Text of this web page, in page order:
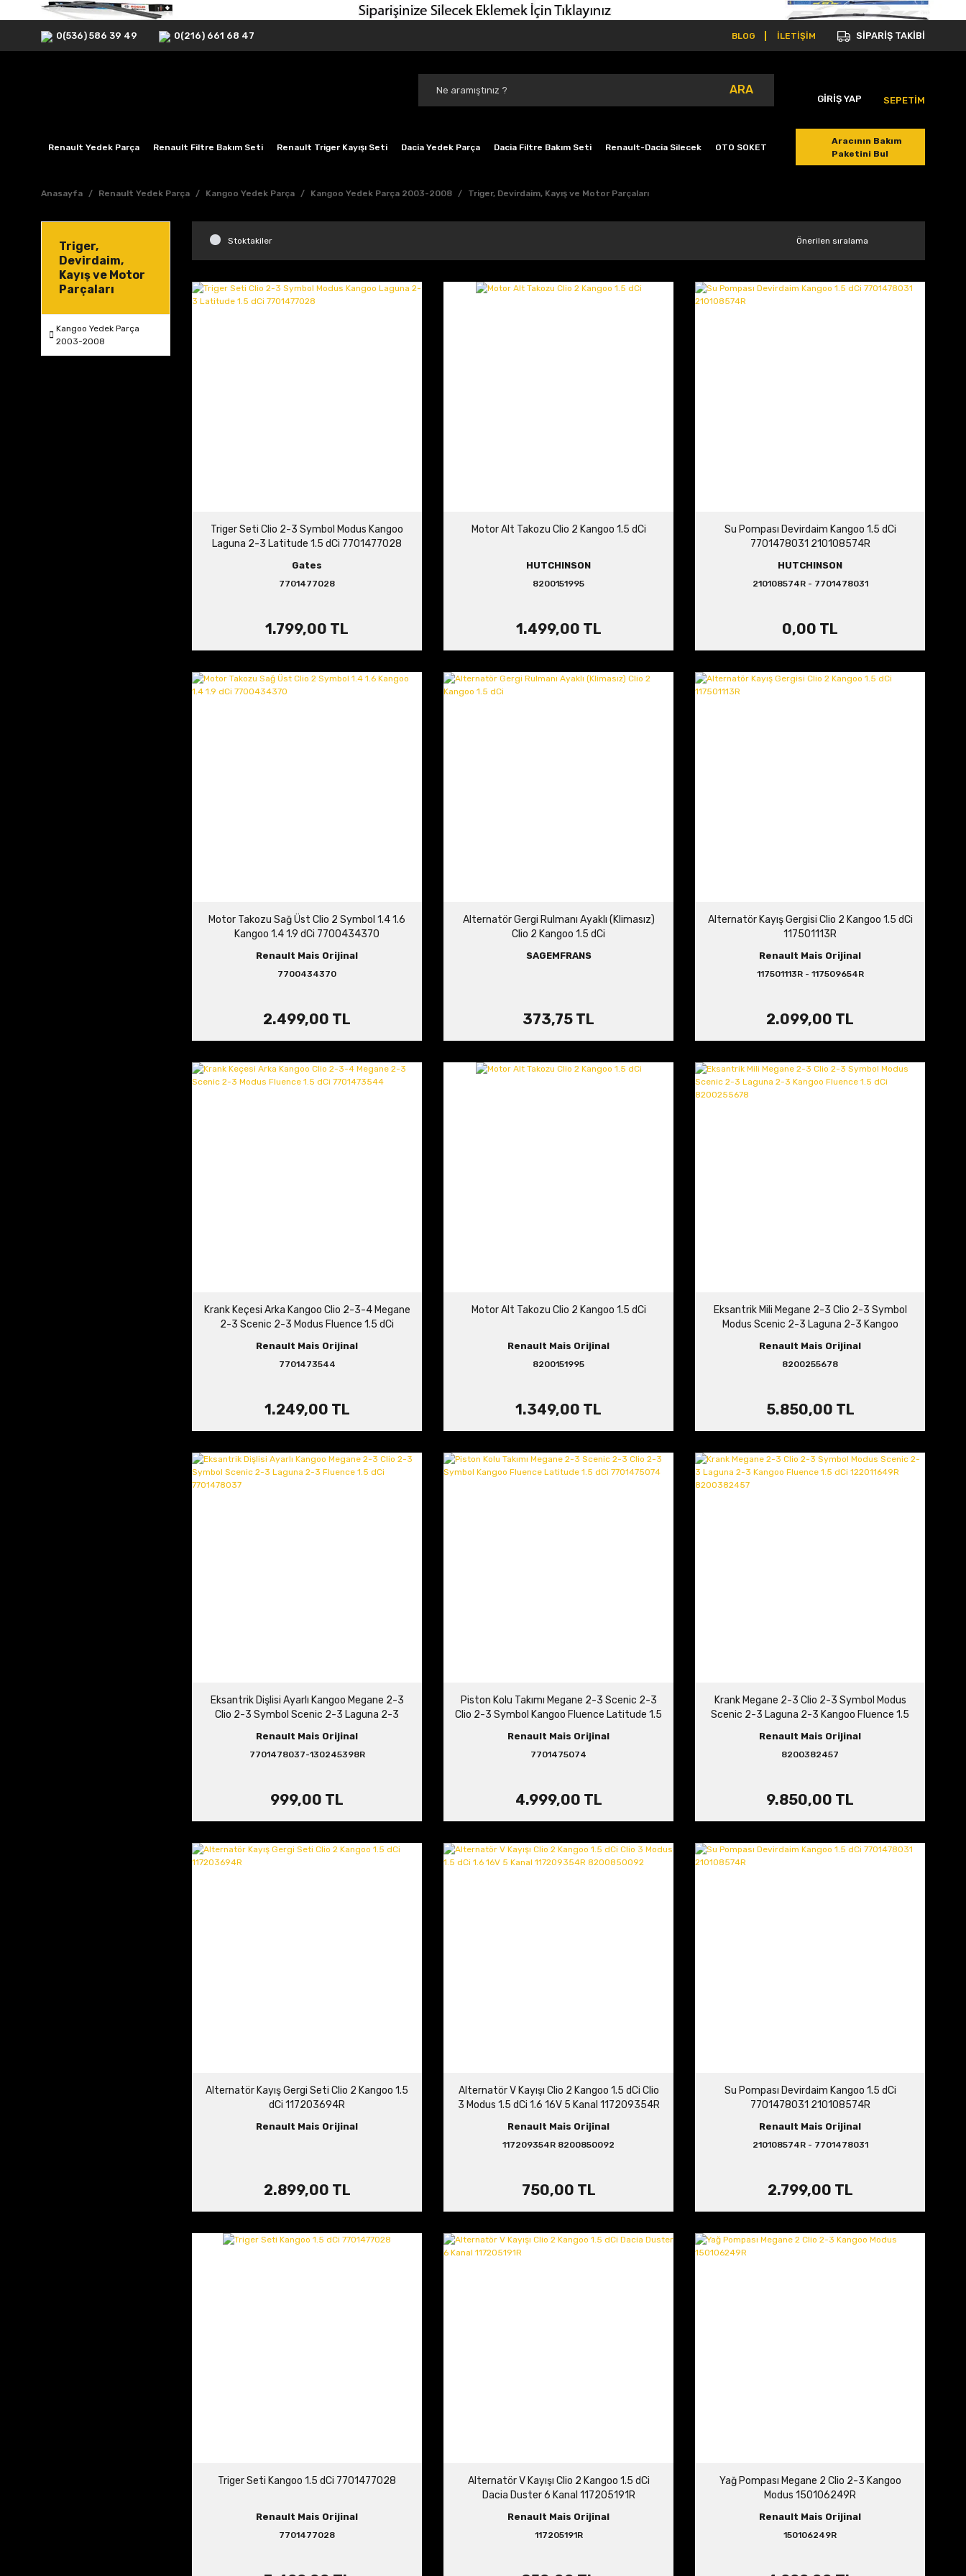
0(536) 586 39 49 0(216) 661 68 47 BLOG İLETİŞİM SİPARİŞ TAKİBİ
ARA
GİRİŞ YAP SEPETİM
Renault Yedek Parça Renault Filtre Bakım Seti Renault Triger Kayışı Seti Dacia Yedek Parça Dacia Filtre Bakım Seti Renault-Dacia Silecek OTO SOKET
Aracının Bakım
Paketini Bul
Anasayfa Renault Yedek Parça Kangoo Yedek Parça Kangoo Yedek Parça 2003-2008 Triger, Devirdaim, Kayış ve Motor Parçaları
Triger,
Devirdaim,
Kayış ve Motor
Parçaları
Kangoo Yedek Parça
2003-2008
Stoktakiler
Triger Seti Clio 2-3 Symbol Modus Kangoo
Laguna 2-3 Latitude 1.5 dCi 7701477028
Gates
7701477028
1.799,00 TL
Motor Alt Takozu Clio 2 Kangoo 1.5 dCi
HUTCHINSON
8200151995
1.499,00 TL
Su Pompası Devirdaim Kangoo 1.5 dCi
7701478031 210108574R
HUTCHINSON
210108574R - 7701478031
0,00 TL
Motor Takozu Sağ Üst Clio 2 Symbol 1.4 1.6
Kangoo 1.4 1.9 dCi 7700434370
Renault Mais Orijinal
7700434370
2.499,00 TL
Alternatör Gergi Rulmanı Ayaklı (Klimasız)
Clio 2 Kangoo 1.5 dCi
SAGEMFRANS
373,75 TL
Alternatör Kayış Gergisi Clio 2 Kangoo 1.5 dCi
117501113R
Renault Mais Orijinal
117501113R - 117509654R
2.099,00 TL
Krank Keçesi Arka Kangoo Clio 2-3-4 Megane
2-3 Scenic 2-3 Modus Fluence 1.5 dCi
Renault Mais Orijinal
7701473544
1.249,00 TL
Motor Alt Takozu Clio 2 Kangoo 1.5 dCi
Renault Mais Orijinal
8200151995
1.349,00 TL
Eksantrik Mili Megane 2-3 Clio 2-3 Symbol
Modus Scenic 2-3 Laguna 2-3 Kangoo
Renault Mais Orijinal
8200255678
5.850,00 TL
Eksantrik Dişlisi Ayarlı Kangoo Megane 2-3
Clio 2-3 Symbol Scenic 2-3 Laguna 2-3
Renault Mais Orijinal
7701478037-130245398R
999,00 TL
Piston Kolu Takımı Megane 2-3 Scenic 2-3
Clio 2-3 Symbol Kangoo Fluence Latitude 1.5
Renault Mais Orijinal
7701475074
4.999,00 TL
Krank Megane 2-3 Clio 2-3 Symbol Modus
Scenic 2-3 Laguna 2-3 Kangoo Fluence 1.5
Renault Mais Orijinal
8200382457
9.850,00 TL
Alternatör Kayış Gergi Seti Clio 2 Kangoo 1.5
dCi 117203694R
Renault Mais Orijinal
2.899,00 TL
Alternatör V Kayışı Clio 2 Kangoo 1.5 dCi Clio
3 Modus 1.5 dCi 1.6 16V 5 Kanal 117209354R
Renault Mais Orijinal
117209354R 8200850092
750,00 TL
Su Pompası Devirdaim Kangoo 1.5 dCi
7701478031 210108574R
Renault Mais Orijinal
210108574R - 7701478031
2.799,00 TL
Triger Seti Kangoo 1.5 dCi 7701477028
Renault Mais Orijinal
7701477028
Alternatör V Kayışı Clio 2 Kangoo 1.5 dCi
Dacia Duster 6 Kanal 117205191R
Renault Mais Orijinal
117205191R
Yağ Pompası Megane 2 Clio 2-3 Kangoo
Modus 150106249R
Renault Mais Orijinal
150106249R